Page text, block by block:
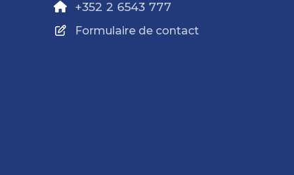
+352 2 6543 777
Formulaire de contact